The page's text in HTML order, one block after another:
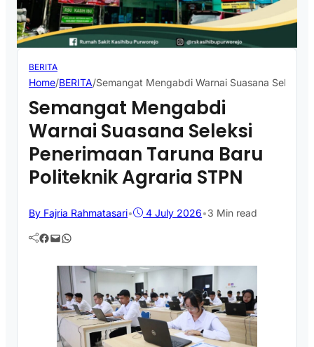
BERITA
Home/BERITA/Semangat Mengabdi Warnai Suasana Seleksi
Semangat Mengabdi
Warnai Suasana Seleksi
Penerimaan Taruna Baru
Politeknik Agraria STPN
By Fajria Rahmatasari• 4 July 2026•3 Min read
Facebook Mail WhatsApp